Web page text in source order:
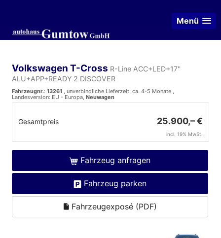
Menü
Volkswagen T-Cross R-Line ACC+LED+17''
ALU+APP+READY 2 DISCOVER
Fahrzeugnr.: 13261 , unverbindliche Lieferzeit: ca. 4-5 Monate ,
Landesversion: EU - Europa, Neuwagen
Gesamtpreis 25.900,– €
incl. 19% MwSt.
Fahrzeug anfragen
Fahrzeug parken
Fahrzeugexposé (PDF)